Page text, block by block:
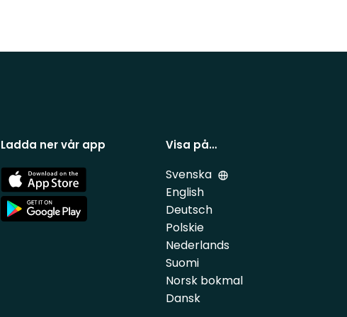
Ladda ner vår app
App
Store
App
Store
Visa på…
Svenska
English
Deutsch
Polskie
Nederlands
Suomi
Norsk bokmal
Dansk